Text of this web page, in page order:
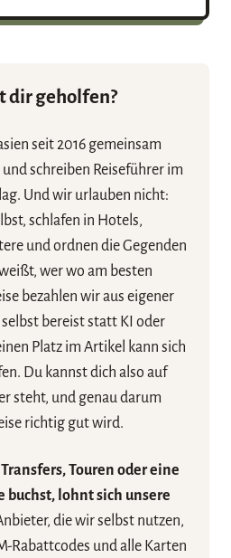
dir geholfen?
seit 2016 gemeinsam
und schreiben Reiseführer im
Und wir urlauben nicht:
schlafen in Hotels,
und ordnen die Gegenden
wer wo am besten
bezahlen wir aus eigener
bereist statt KI oder
Platz im Artikel kann sich
Du kannst dich also auf
steht, und genau darum
richtig gut wird.
Touren oder eine
buchst, lohnt sich unsere
die wir selbst nutzen,
Rabattcodes und alle Karten